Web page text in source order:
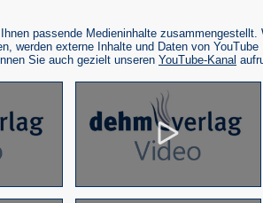
passende Medieninhalte zusammengestellt.
werden externe Inhalte und Daten von YouTube
Sie auch gezielt unseren YouTube-Kanal